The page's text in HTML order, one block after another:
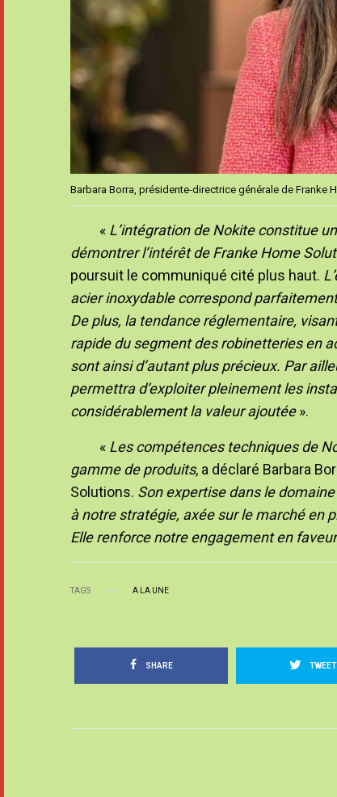
Barbara Borra, présidente-directrice générale de Franke
« L’intégration de Nokite constitue
démontrer l’intérêt de Franke Home
poursuit le communiqué cité plus haut.
acier inoxydable correspond
De plus, la tendance réglementaire,
rapide du segment des robinetteries en
sont ainsi d’autant plus précieux. Par
permettra d’exploiter pleinement les
considérablement la valeur ajoutée».
« Les compétences techniques de
gamme de produits, a déclaré Barbara
Solutions. Son expertise dans le
à notre stratégie, axée sur le marché en
Elle renforce notre engagement en
TAGS A LA UNE
SHARE TWEET